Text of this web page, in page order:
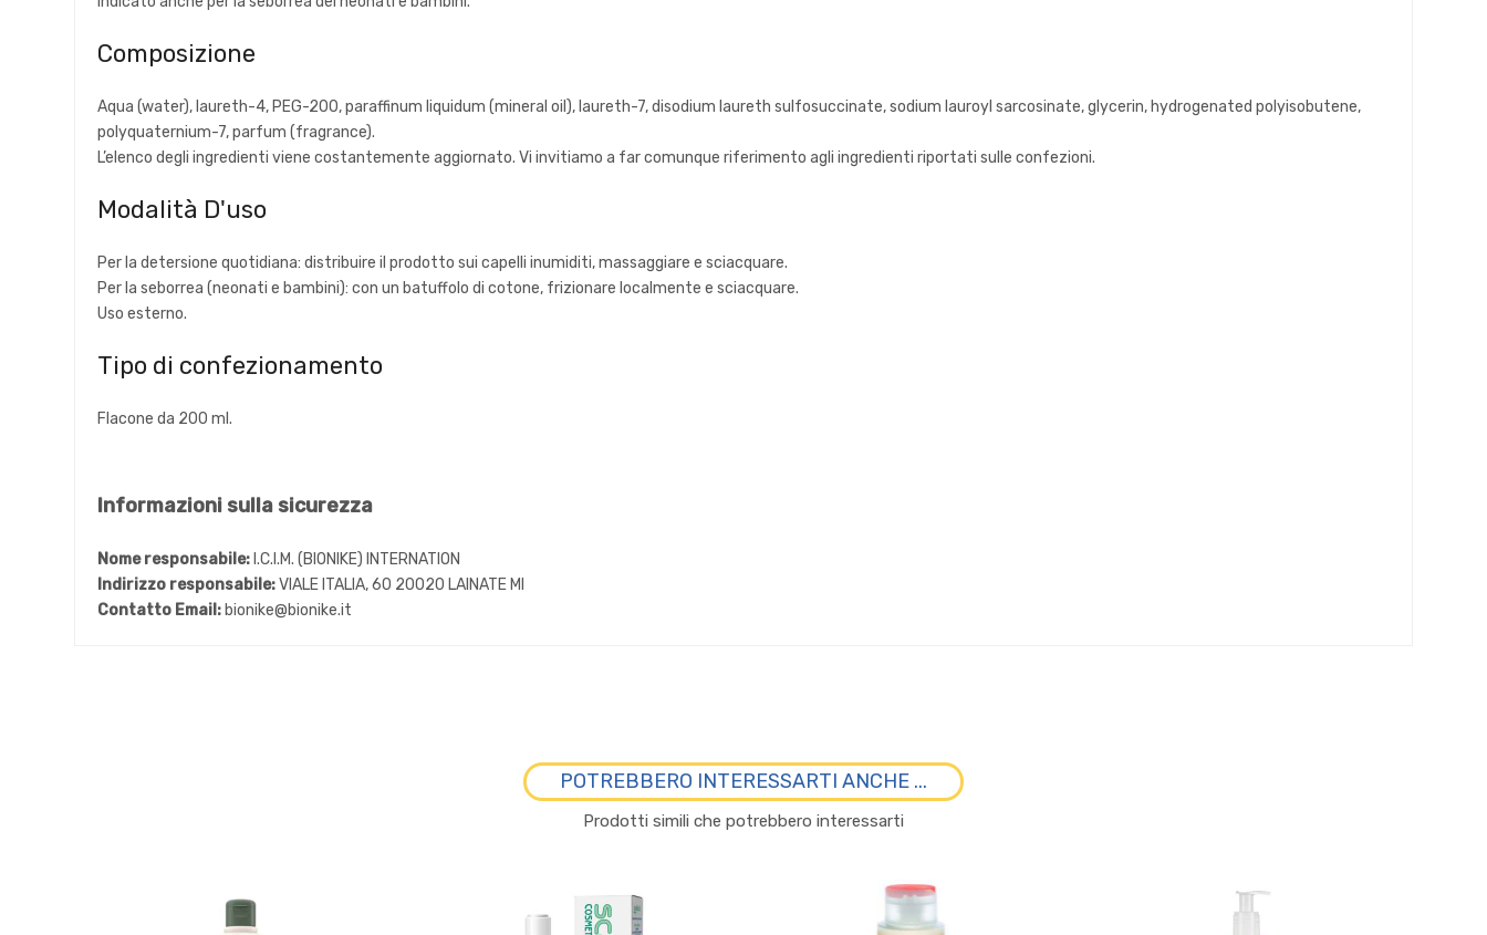
Composizione
Aqua (water), laureth-4, PEG-200, paraffinum liquidum (mineral oil), laureth-7, disodium laureth sulfosuccinate, sodium lauroyl sarcosinate, glycerin, hydrogenated polyisobutene,
polyquaternium-7, parfum (fragrance).
L’elenco degli ingredienti viene costantemente aggiornato. Vi invitiamo a far comunque riferimento agli ingredienti riportati sulle confezioni.
Modalità D'uso
Per la detersione quotidiana: distribuire il prodotto sui capelli inumiditi, massaggiare e sciacquare.
Per la seborrea (neonati e bambini): con un batuffolo di cotone, frizionare localmente e sciacquare.
Uso esterno.
Tipo di confezionamento
Flacone da 200 ml.
Informazioni sulla sicurezza
Nome responsabile: I.C.I.M. (BIONIKE) INTERNATION
Indirizzo responsabile:VIALE ITALIA, 60 20020 LAINATE MI
Contatto Email: bionike@bionike.it
POTREBBERO INTERESSARTI ANCHE ...
Prodotti simili che potrebbero interessarti